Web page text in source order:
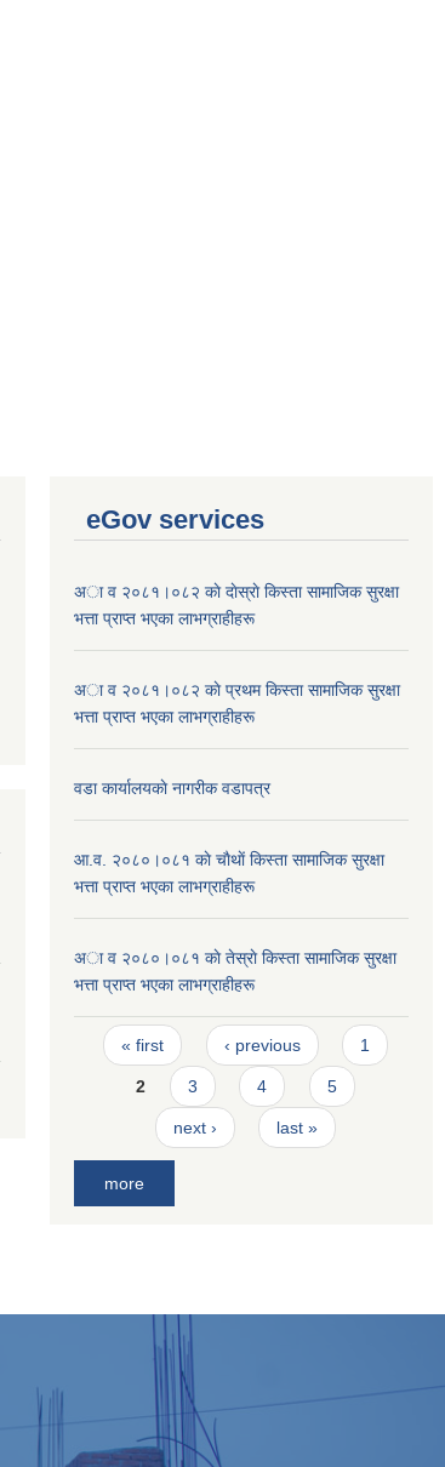
eGov services
अा व २०८१।०८२ काे दाेस्राे किस्ता सामाजिक सुरक्षा
भत्ता प्राप्त भएका लाभग्राहीहरू
अा व २०८१।०८२ काे प्रथम किस्ता सामाजिक सुरक्षा
भत्ता प्राप्त भएका लाभग्राहीहरू
वडा कार्यालयकाे नागरीक वडापत्र
आ.व. २०८०।०८१ काे चाैथाें किस्ता सामाजिक सुरक्षा
भत्ता प्राप्त भएका लाभग्राहीहरू
अा व २०८०।०८१ काे तेस्राे किस्ता सामाजिक सुरक्षा
भत्ता प्राप्त भएका लाभग्राहीहरू
Pages
« first ‹ previous 1
2 3 4 5
next › last »
more